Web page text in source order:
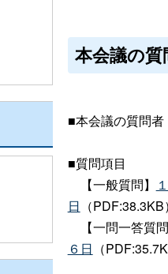
本会議の質
■本会議の質問者
■質問項目
【一般質問】
日 （PDF:38.3KB
【一問一答質
６日 （